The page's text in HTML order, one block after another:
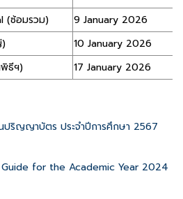
(ซ้อมรวม)
9 January 2026
10 January 2026
ธีฯ)
17 January 2026
นปริญญาบัตร ประจำปีการศึกษา 2567
for the Academic Year 2024